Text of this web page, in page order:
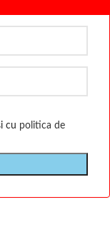
cu politica de